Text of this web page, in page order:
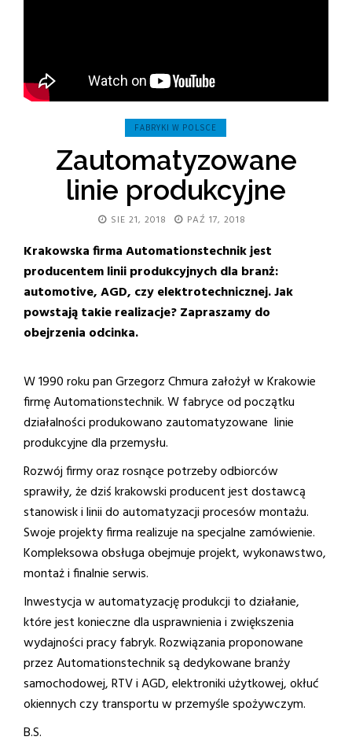
FABRYKI W POLSCE
Zautomatyzowane
linie produkcyjne
SIE 21, 2018 PAŹ 17, 2018
Krakowska firma Automationstechnik jest
producentem linii produkcyjnych dla branż:
automotive, AGD, czy elektrotechnicznej. Jak
powstają takie realizacje? Zapraszamy do
obejrzenia odcinka.
W 1990 roku pan Grzegorz Chmura założył w Krakowie
firmę Automationstechnik. W fabryce od początku
działalności produkowano zautomatyzowane linie
produkcyjne dla przemysłu.
Rozwój firmy oraz rosnące potrzeby odbiorców
sprawiły, że dziś krakowski producent jest dostawcą
stanowisk i linii do automatyzacji procesów montażu.
Swoje projekty firma realizuje na specjalne zamówienie.
Kompleksowa obsługa obejmuje projekt, wykonawstwo,
montaż i finalnie serwis.
Inwestycja w automatyzację produkcji to działanie,
które jest konieczne dla usprawnienia i zwiększenia
wydajności pracy fabryk. Rozwiązania proponowane
przez Automationstechnik są dedykowane branży
samochodowej, RTV i AGD, elektroniki użytkowej, okłuć
okiennych czy transportu w przemyśle spożywczym.
B.S.